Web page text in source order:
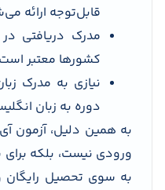
قابل‌توجه ارائه
مدرک دریافتی
کشورها معتبر
نیازی به مدرک
دوره به زبان
به همین دلیل، آزمون
ورودی نیست، بلکه برای
به سوی تحصیل رایگان